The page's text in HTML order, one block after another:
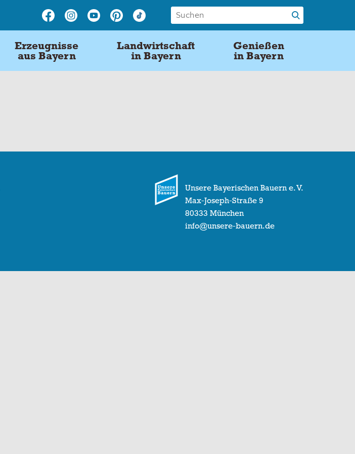
Erzeugnisse
aus Bayern
Landwirtschaft
in Bayern
Genießen
in Bayern
Unsere Bayerischen Bauern e. V.
Max-Joseph-Straße 9
80333 München
info@unsere-bauern.de